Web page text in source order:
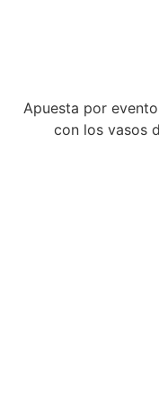
Apuesta por
con los vasos